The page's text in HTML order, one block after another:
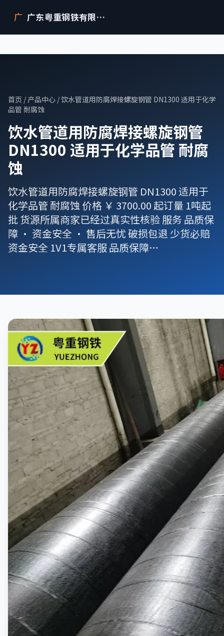
广 广东粤重钢铁有限公司
首页 / 产品中心 / 饮水管道用防腐焊接螺旋钢管 DN1300 适用于化学
品管 耐腐蚀
饮水管道用防腐焊接螺旋钢管
DN1300 适用于化学品管 耐腐
蚀
饮水管道用防腐焊接螺旋钢管 DN1300 适用于
化学品管 耐腐蚀 价格 ￥ 3700.00 起订量 1吨起
批 货源所属商家已经过真实性核验 服务 品质保
障 · 资金安全 · 售后无忧 破损包退 少货必赔
资金安全 1V1专属客服 品质保障…